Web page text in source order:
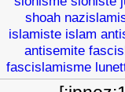
shoah
islamiste islam
antisemite
fascislamisme